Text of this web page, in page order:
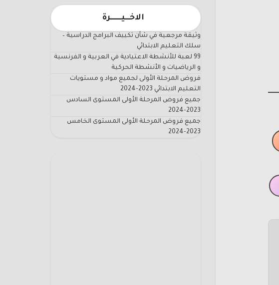
الاخـــيـــــــرة
وثيقة مرجعية في شأن تكييف البرامج الدراسية –
سلك التعليم الابتدائي
99 لعبة للأنشطة الاعتيادية في العربية و الفرنسية
و الرياضيات و الأنشطة الحركية
فروض المرحلة الأولى لجميع مواد و مستويات
التعليم الابتدائي 2023-2024
جميع فروض المرحلة الأولى المستوى السادس
2023-2024
جميع فروض المرحلة الأولى المستوى الخامس
2023-2024